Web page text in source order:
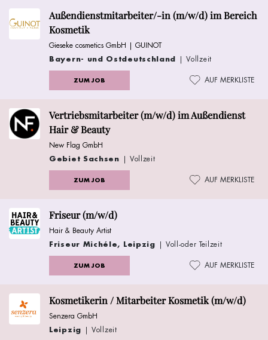
Außendienstmitarbeiter/-in (m/w/d) im Bereich
Kosmetik
Gieseke cosmetics GmbH | GUINOT
Bayern- und Ostdeutschland | Vollzeit
ZUM JOB AUF MERKLISTE
Vertriebsmitarbeiter (m/w/d) im Außendienst
Hair & Beauty
New Flag GmbH
Gebiet Sachsen | Vollzeit
ZUM JOB AUF MERKLISTE
Friseur (m/w/d)
Hair & Beauty Artist
Friseur Michéle, Leipzig | Voll-oder Teilzeit
ZUM JOB AUF MERKLISTE
Kosmetikerin / Mitarbeiter Kosmetik (m/w/d)
Senzera GmbH
Leipzig | Vollzeit